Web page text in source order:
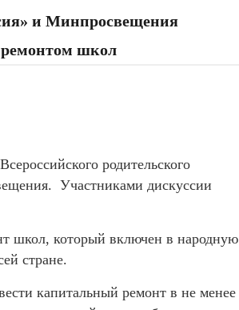
и Минпросвещения
школ
родительского
Участниками дискуссии
школ, который включен в народную
стране.
капитальный ремонт в не менее